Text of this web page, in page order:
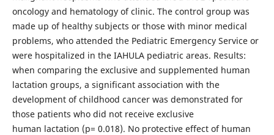
oncology and hematology of clinic. The control group was
made up of healthy subjects or those with minor medical
problems, who attended the Pediatric Emergency Service or
were hospitalized in the IAHULA pediatric areas. Results:
when comparing the exclusive and supplemented human
lactation groups, a significant association with the
development of childhood cancer was demonstrated for
those patients who did not receive exclusive
human lactation (p= 0.018). No protective effect of human